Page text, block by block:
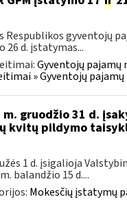
Respublikos gyventojų
d. įstatymas...
Gyventojų pajamų
» Gyventojų
m. gruodžio 31 d.
kvitų pildymo
1 d. įsigalioja
balandžio 15 d....
Mokesčių įstatymų